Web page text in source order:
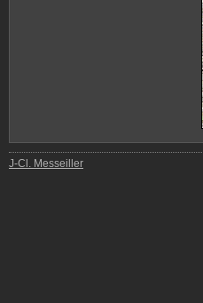
J-Cl. Messeiller